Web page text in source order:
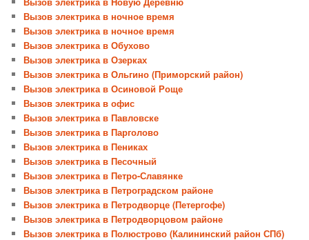
Вызов электрика в ночное время
Вызов электрика в ночное время
Вызов электрика в Обухово
Вызов электрика в Озерках
Вызов электрика в Ольгино (Приморский район)
Вызов электрика в Осиновой Роще
Вызов электрика в офис
Вызов электрика в Павловске
Вызов электрика в Парголово
Вызов электрика в Пениках
Вызов электрика в Песочный
Вызов электрика в Петро-Славянке
Вызов электрика в Петроградском районе
Вызов электрика в Петродворце (Петергофе)
Вызов электрика в Петродворцовом районе
Вызов электрика в Полюстрово (Калининский район СПб)